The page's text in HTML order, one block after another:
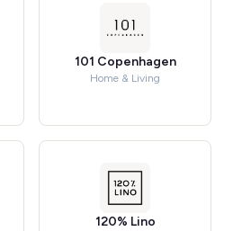
101 Copenhagen
Home & Living
120% Lino